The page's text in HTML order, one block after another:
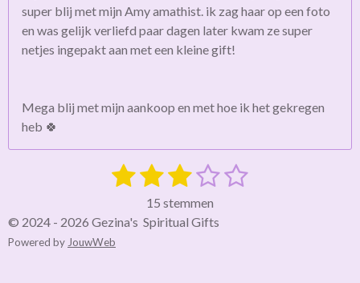
super blij met mijn Amy amathist. ik zag haar op een foto
en was gelijk verliefd paar dagen later kwam ze super
netjes ingepakt aan met een kleine gift!
Mega blij met mijn aankoop en met hoe ik het gekregen
heb 🍀
i
n
1
t
e
2
s
t
3
s
t
4
s
t
5
15 stemmen
© 2024 - 2026 Gezina's Spiritual Gifts
Powered by JouwWeb